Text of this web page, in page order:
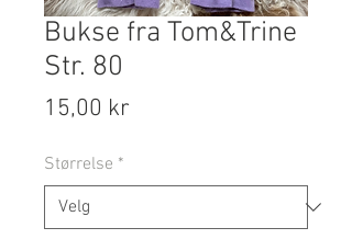
Bukse fra Tom&Trine
Str. 80
15,00 kr
Størrelse *